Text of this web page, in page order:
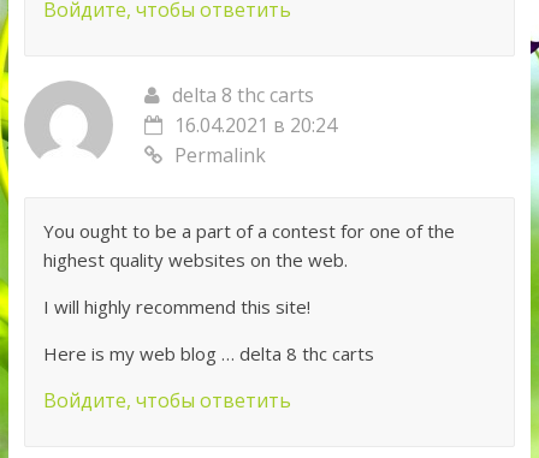
Войдите, чтобы ответить
delta 8 thc carts
16.04.2021 в 20:24
Permalink
You ought to be a part of a contest for one of the
highest quality websites on the web.
I will highly recommend this site!
Here is my web blog … delta 8 thc carts
Войдите, чтобы ответить